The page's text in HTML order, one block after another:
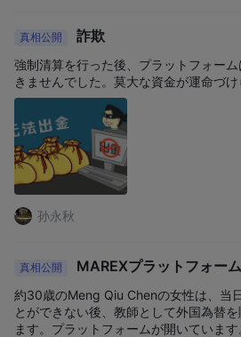
顧客サポート
問い合わせや取引関連の問題があるク
ルを通じて Marex に連絡できます。
電話番号 +44 (0)20 7655 6000
電子メール:
enquiries@marexspectron.com
または、Twitter、Linkedin、Youtube な
ア プラットフォームでこのブローカー
ます。
よくある質問
マレックスは 2005 年に設立されました
Marex で取引するために必要な最
真相公開 詐欺
強制清算を行った後、プラットフォー
きませんでした。莫大な資金が運命づけ
孙永秋
真相公開
MAREXプラットフォー
す
約30歳のMeng Qiu Chenの女性は、当
とができない後、教師として外国為替
ます。プラットフォームが開いていま